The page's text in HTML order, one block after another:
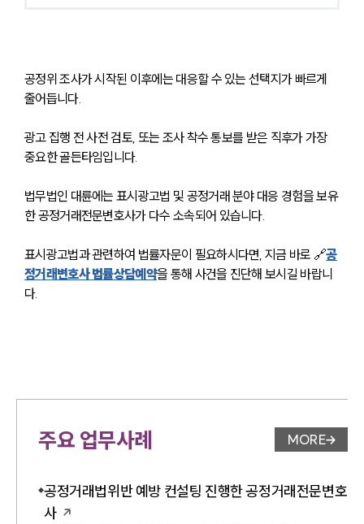
공정위 조사가 시작된 이후에는 대응할 수 있는 선택지가 빠르게
줄어듭니다.
광고 집행 전 사전 검토, 또는 조사 착수 통보를 받은 직후가 가장
중요한 골든타임입니다.
법무법인 대륜에는 표시광고법 및 공정거래 분야 대응 경험을 보유
한 공정거래전문변호사가 다수 소속되어 있습니다.
표시광고법과 관련하여 법률자문이 필요하시다면, 지금 바로 🔗공
정거래변호사 법률상담예약을 통해 사건을 진단해 보시길 바랍니
다.
주요 업무사례 업무사례
MORE
공정거래법위반 예방 컨설팅 진행한 공정거래전문변호
사